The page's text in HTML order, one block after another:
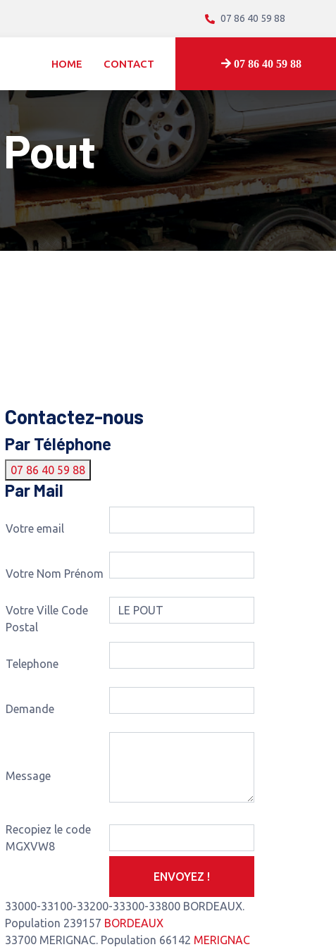
07 86 40 59 88
HOME CONTACT 07 86 40 59 88
Contactez-nous
Par Téléphone
07 86 40 59 88
Par Mail
Votre email
Votre Nom Prénom
Votre Ville Code
Postal
Telephone
Demande
Message
Recopiez le code
MGXVW8
ENVOYEZ !
33000-33100-33200-33300-33800 BORDEAUX.
Population 239157 BORDEAUX
33700 MERIGNAC. Population 66142 MERIGNAC